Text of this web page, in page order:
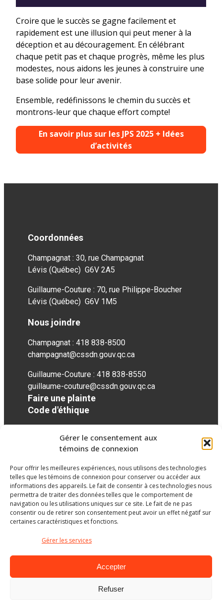
Gérer le consentement aux
témoins de connexion
Pour offrir les meilleures expériences, nous utilisons des technologies
telles que les témoins de connexion pour conserver ou accéder aux
informations des appareils. Le fait de consentir à ces technologies nous
permettra de traiter des données telles que le comportement de
navigation ou les utilisations uniques sur ce site. Le fait de ne pas
consentir ou de retirer son consentement peut avoir un effet négatif sur
certaines caractéristiques et fonctions.
Gérer les services
Accepter
Refuser
Croire que le succès se gagne facilement et
rapidement est une illusion qui peut mener à la
déception et au découragement. En célébrant
chaque petit pas et chaque progrès, même les plus
modestes, nous aidons les jeunes à construire une
base solide pour leur avenir.
Ensemble, redéfinissons le chemin du succès et
montrons-leur que chaque effort compte!
En savoir plus sur les JPS 2025 + Idées
d’activités
Coordonnées
Champagnat : 30, rue Champagnat
Lévis (Québec) G6V 2A5
Guillaume-Couture : 70, rue Philippe-Boucher
Lévis (Québec) G6V 1M5
Nous joindre
Champagnat : 418 838-8500
champagnat@cssdn.gouv.qc.ca
Guillaume-Couture : 418 838-8550
guillaume-couture@cssdn.gouv.qc.ca
Faire une plainte
Code d'éthique
Réseaux sociaux
twittergoogleplusgoogleplusgoogleplusgoogleplusgoogleplus